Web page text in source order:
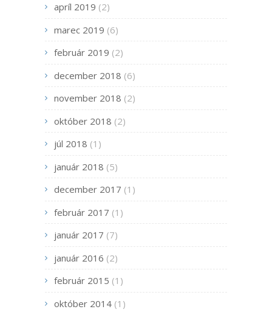
apríl 2019 (2)
marec 2019 (6)
február 2019 (2)
december 2018 (6)
november 2018 (2)
október 2018 (2)
júl 2018 (1)
január 2018 (5)
december 2017 (1)
február 2017 (1)
január 2017 (7)
január 2016 (2)
február 2015 (1)
október 2014 (1)